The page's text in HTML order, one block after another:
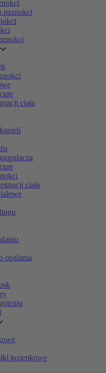
paznokci
ciała
ciała
opalania
łazienkowe